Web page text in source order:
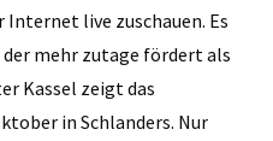
live zuschauen. Es
mehr zutage fördert als
Kassel zeigt das
in Schlanders. Nur